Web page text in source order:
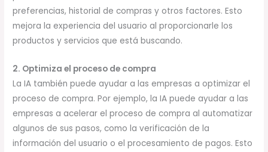
preferencias, historial de compras y otros factores. Esto
mejora la experiencia del usuario al proporcionarle los
productos y servicios que está buscando.
2. Optimiza el proceso de compra
La IA también puede ayudar a las empresas a optimizar el
proceso de compra. Por ejemplo, la IA puede ayudar a las
empresas a acelerar el proceso de compra al automatizar
algunos de sus pasos, como la verificación de la
información del usuario o el procesamiento de pagos. Esto